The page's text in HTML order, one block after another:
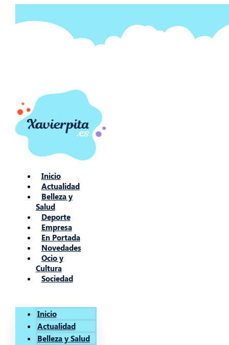
contenido
Inicio
Actualidad
Belleza y
Salud
Deporte
Empresa
En Portada
Novedades
Ocio y
Cultura
Sociedad
Inicio
Actualidad
Belleza y Salud